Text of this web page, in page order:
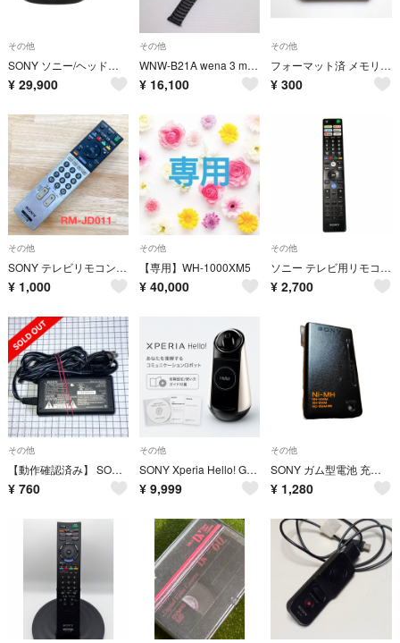
その他
SONY ソニー/ヘッドマウントディスプレイ/HMZ-T3/S011009539D/Bランク/25【中古】
¥ 29,900
その他
WNW-B21A wena 3 metal ブラック M999
¥ 16,100
その他
フォーマット済 メモリスティック Pro Duo 2GB ソニー MARK2
¥ 300
その他
SONY テレビリモコン RM-JD011
¥ 1,000
その他
【専用】WH-1000XM5
¥ 40,000
その他
ソニー テレビ用リモコン 純正 ZZ-RMFTX400J
¥ 2,700
その他
【動作確認済み】 SONY ビデオカメラ用 ACアダプター AC-LS1A
¥ 760
その他
SONY Xperia Hello! G1209 初期化済み 箱なし
¥ 9,999
その他
SONY ガム型電池 充電器 BC-9HS ソニー
¥ 1,280